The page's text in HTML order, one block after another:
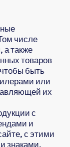
числе
а также
товаров
быть
или
их
с
и
с этими
знаками,